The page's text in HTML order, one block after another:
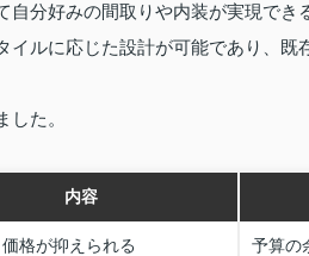
自分好みの間取りや内装が実現でき
イルに応じた設計が可能であり、
た。
内容
格が抑えられる 予算の